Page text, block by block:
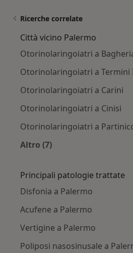
Ricerche correlate
Città vicino Palermo
Otorinolaringoiatri a
Otorinolaringoiatri a Termini
Otorinolaringoiatri a Carini
Otorinolaringoiatri a Cinisi
Otorinolaringoiatri a
Altro (7)
Principali patologie trattate
Disfonia a Palermo
Acufene a Palermo
Vertigine a Palermo
Poliposi nasosinusale a